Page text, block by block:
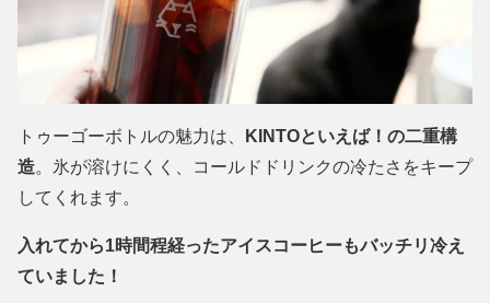
トゥーゴーボトルの魅力は、
KINTOといえば！の二重構
造。氷が溶けにくく、コールドドリンクの冷たさをキープ
してくれます。
入れてから1時間程経ったアイスコーヒーもバッチリ冷え
ていました！